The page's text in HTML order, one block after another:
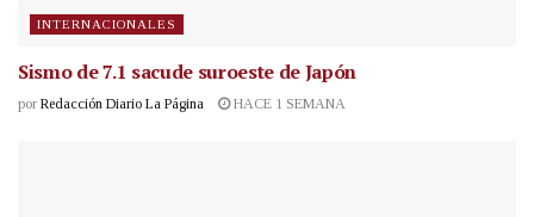
INTERNACIONALES
Sismo de 7.1 sacude suroeste de Japón
por Redacción Diario La Página HACE 1 SEMANA